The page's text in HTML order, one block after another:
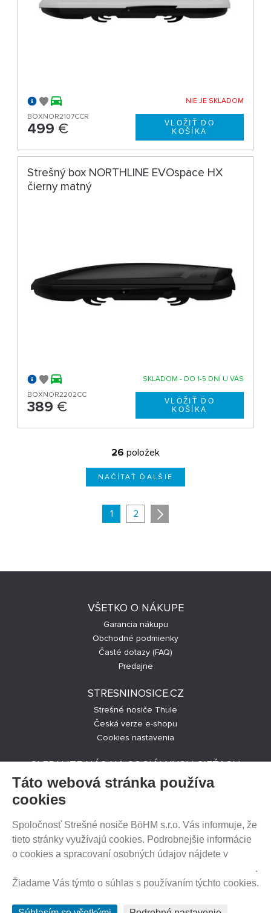
NIE JE SKLADOM
BOXNOR2107CCR
499 €
Strešný box NORTHLINE EVOspace HX
čierny matný
SKLADOM - DO 1-5 DNÍ U VÁS
BOXNOR2202CC
389 €
26 položek
NAČÍTAŤ ĎALŠIE
1 2
VŠETKO O NÁKUPE
Garancia nákupu
Obchodné podmienky
Časté dotazy (FAQ)
Predajne
STRESNINOSICE.CZ
Strešné nosiče Thule
Česká verze e-shopu
Cookies nastavenia
SLEDUJTE NÁS NA SOCIÁLNYCH SIEŤACH
PREDAJ NA SPLÁTKY
HEUREKA.SK
Táto webová stránka používa
cookies
Spoločnosť Strešné nosiče BöHM s.r.o. Vás informuje, že
tieto stránky využívajú cookies. Podrobnejšie informácie
o cookies a spracovaní osobných údajov nájdete v
.
Žiadame Vás týmto o súhlas s používaním týchto cookies.